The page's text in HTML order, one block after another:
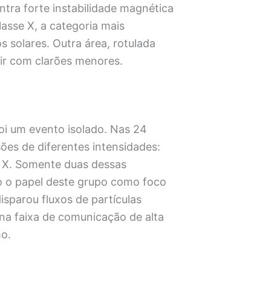
forte instabilidade magnética
X, a categoria mais
solares. Outra área, rotulada
com clarões menores.
um evento isolado. Nas 24
de diferentes intensidades:
Somente duas dessas
o papel deste grupo como foco
fluxos de partículas
faixa de comunicação de alta